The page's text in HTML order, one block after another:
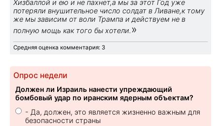
Хизбаллой и ею и не пахнет,а мы за этот Год уже
потеряли внушительное число солдат в Ливане,к тому
же мы зависим от воли Трампа и действуем не в
полную мощь как того бы хотели. »
Средняя оценка комментария: 3
Опрос недели
Должен ли Израиль нанести упреждающий
бомбовый удар по иранским ядерным объектам?
- Да, должен, это является жизненно важным для
безопасности страны